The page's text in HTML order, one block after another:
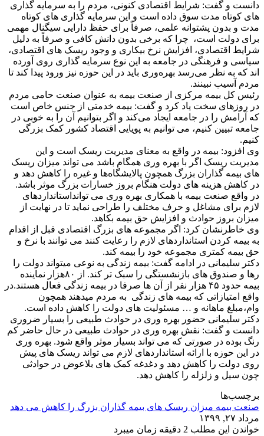
دانست و گفت: شرایط اقتصادی کنونی، مردم را به سرمایه گذاری
های کوتاه مدت سوق داده است و این سرمایه گذاری های کوتاه
مدت و بدون پشتوانه علمی، صرفاً برای حفظ دارایی سیگنال مهمی
برای دولت است، چرا که برخی بدون دانش کافی و صرفاً به دلیل
شرایط اقتصادی، افزایش نرخ بیکاری و وجود ریسک های اقتصادی،
سیاسی و فرهنگی در جامعه به این نوع سرمایه گذاری روی آورده
اند که به نظر می‌رسد بهره‌وری باید در این حوزه نیز ورود پیدا کند تا
مردم آسیب نبینند.
رئیس کل بیمه مرکزی از صنعت بیمه به عنوان صنعت حامی مردم
در روزهای سخت یاد کرد و گفت: بیمه خدمتی از جنس خاص است
که آرامش را در جامعه ایجاد می‌کند و اگر بتوانیم آن را به خوبی در
جامعه تبیین کنیم، می توانیم به پویایی اقتصاد کشور کمک بزرگی
کنیم.
وی افزود: بیمه در واقع به معنای مدیریت ریسک است و این
مدیریت ریسک اگر با بهره وری همگام باشد می تواند میزان ریسک
های بیمه گذاران بزرگ همچون پالایشگاه‌ها و غیره را کاهش دهد و
در کاهش هزینه های دولت هنگام بروز خسارات بزرگ موثر باشد.
در واقع صنعت بیمه با همکاری بهره وری می توانداستانداردهای
لازم برای مشاغل و حرف مختلف را طراحی نماید تا در نهایت از
میزان بروز حوادث و افزایش حق بیمه بکاهد.
وی خاطرنشان کرد: اگر مجموعه های بزرگ اقتصادی قبل از اقدام
به بیمه کردن استانداردهای لازم را رعایت کنند می توانند با نرخ و
حق بیمه کمتری مجموعه خود را بیمه کند.
دکتر سلیمانی در ادامه گفت: بیمه زندگی به نوعی میتواند دولت را
رها و صندوق های بازنشستگی را سبک تر کند. از ۸۰هزار نماینده
بیمه حدود ۴۵ هزار نفر از آن ها صرفا در بیمه زندگی فعال هستند.در
واقع امتیازاتی که بیمه های زندگی به مردم میدهند همچون
وام،مبلغ ماهانه و … مسئولیت های دولت را کاهش داده است.
دکتر سلیمانی حضور بهره وری در حوادث طبیعی را بسیار ضروری
دانست و گفت: نقش بهره وری در حوادث طبیعی در حال حاضر کم
رنگ بوده در صورتی که می تواند بسیار موثر واقع شود. بهره وری
در این حوزه با ارائه استانداردهای لازم می تواند ریسک های پیش
روی دولت را کاهش دهد و دغدغه کمک های بلاعوض در حوادثی
چون سیل و زلزله را کاهش دهد.
برچسب‌ها
صنعت بیمه میزان ریسک های بیمه گذاران بزرگ را کاهش می دهد
مرداد ۲۷, ۱۳۹۹
خواندن این مطلب 2 دقیقه زمان میبرد